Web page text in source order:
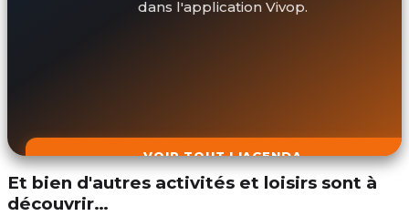
dans l'application Vivop.
VOIR TOUT L'AGENDA
Et bien d'autres activités et loisirs sont à
découvrir…